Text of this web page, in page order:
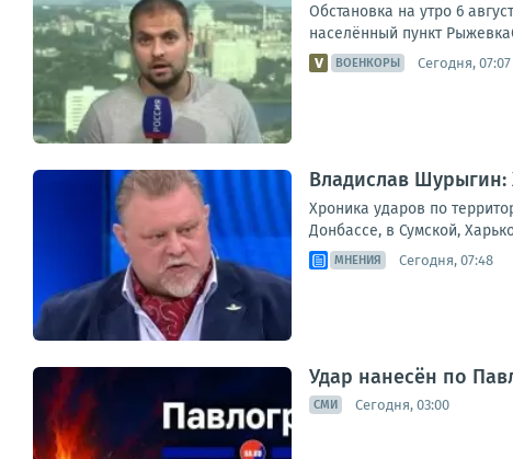
Обстановка на утро 6
населённый пункт
ВОЕНКОРЫ Сегодня, 07:07
Владислав Шурыгин:
Хроника ударов по
Донбассе, в Сумской,
МНЕНИЯ Сегодня, 07:48
Удар нанесён по
СМИ Сегодня, 03:00